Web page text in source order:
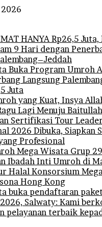
HANYA Rp26,5
9 Hari dengan
Buka Program Umroh
Langsung
Juta
yang Kuat, Insya
Lagi Menuju
Sertifikasi Tour Leader
2026 Dibuka, Siapkan
Profesional
Mega Wisata Grup
Ibadah Inti Umroh di
Halal Konsorsium
Hong Kong
buka pendaftaran
Salwaty: Kami
pelayanan terbaik